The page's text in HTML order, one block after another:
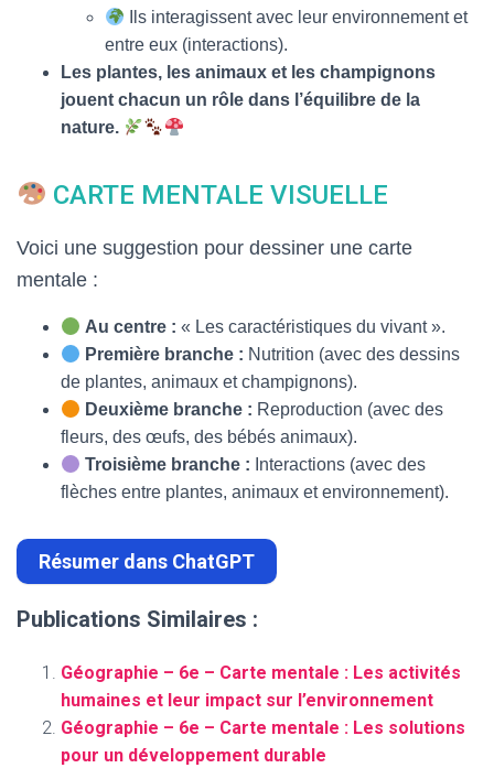
Ils interagissent avec leur environnement et
entre eux (interactions).
Les plantes, les animaux et les champignons
jouent chacun un rôle dans l’équilibre de la
nature.
CARTE MENTALE VISUELLE
Voici une suggestion pour dessiner une carte
mentale :
Au centre : « Les caractéristiques du vivant ».
Première branche : Nutrition (avec des dessins
de plantes, animaux et champignons).
Deuxième branche : Reproduction (avec des
fleurs, des œufs, des bébés animaux).
Troisième branche : Interactions (avec des
flèches entre plantes, animaux et environnement).
Résumer dans ChatGPT
Publications Similaires :
Géographie – 6e – Carte mentale : Les activités
humaines et leur impact sur l’environnement
Géographie – 6e – Carte mentale : Les solutions
pour un développement durable